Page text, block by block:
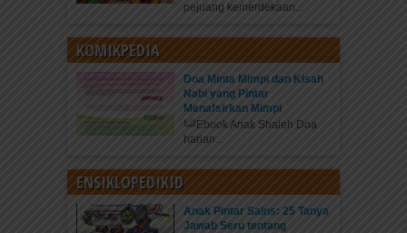
pejuang kemerdekaan...
KOMIKPEDIA
Doa Minta Mimpi dan Kisah
Nabi yang Pintar
Menafsirkan Mimpi
Ebook Anak Shaleh Doa
harian...
ENSIKLOPEDIKID
Anak Pintar Sains: 25 Tanya
Jawab Seru tentang